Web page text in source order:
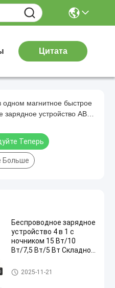
Цитата
одном магнитное быстрое
устройство ABS
Теперь
Больше
Беспроводное зарядное
устройство 4 в 1 с
ночником 15 Вт/10
Вт/7,5 Вт/5 Вт Складное
Беспроводное зарядное устр
ойство
2025-11-21